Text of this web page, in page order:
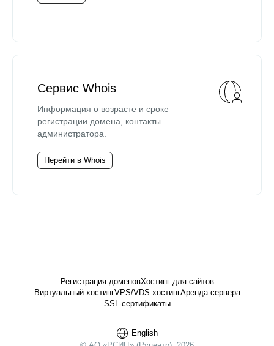
Сервис Whois
Информация о возрасте и сроке
регистрации домена, контакты
администратора.
Перейти в Whois
English
Регистрация доменовХостинг для сайтов
Виртуальный хостингVPS/VDS хостингАренда сервера
SSL-сертификаты